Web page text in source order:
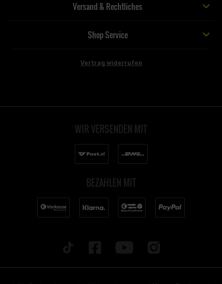
Versand & Rechtliches
Shop Service
Vertrag widerrufen
WIR VERSENDEN MIT
BEZAHLEN MIT